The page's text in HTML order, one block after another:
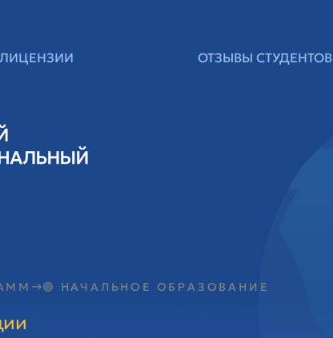
ЛИЦЕНЗИИ ОТЗЫВЫ СТУДЕНТОВ
🟢 НАЧАЛЬНОЕ ОБРАЗОВАНИЕ